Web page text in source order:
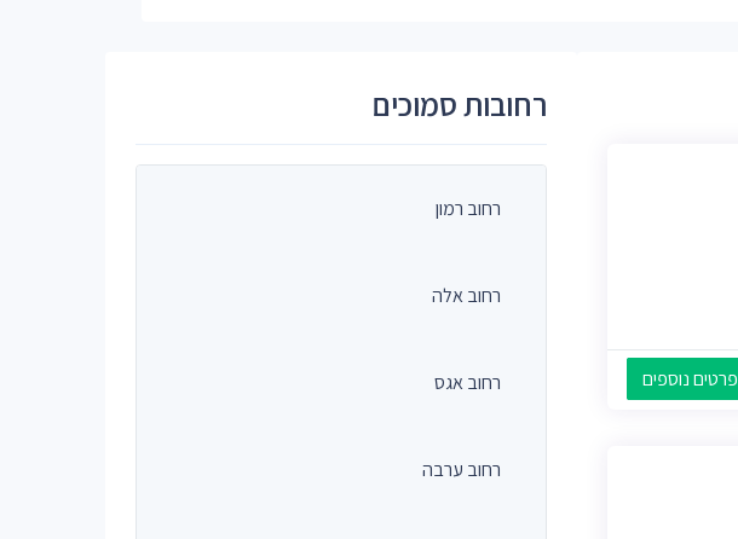
פרטים נוספים
רחובות סמוכים
רחוב רמון
רחוב אלה
רחוב אגס
רחוב ערבה